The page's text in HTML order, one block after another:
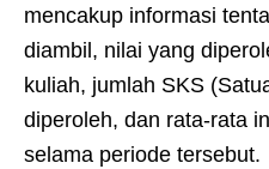
mencakup informasi
diambil, nilai yang
kuliah, jumlah SKS
diperoleh, dan rata-rata
selama periode tersebut.